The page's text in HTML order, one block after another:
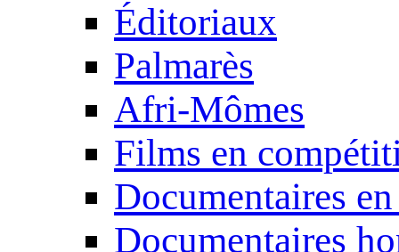
Éditoriaux
Palmarès
Afri-Mômes
Films en
Documentaires
Documentaires